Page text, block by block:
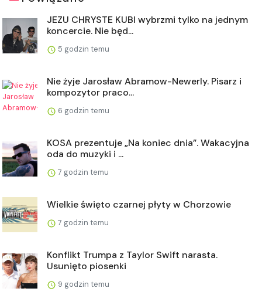
JEZU CHRYSTE KUBI wybrzmi tylko na jednym
koncercie. Nie będ...
5 godzin temu
Nie żyje Jarosław Abramow-Newerly. Pisarz i
kompozytor praco...
6 godzin temu
KOSA prezentuje „Na koniec dnia”. Wakacyjna
oda do muzyki i ...
7 godzin temu
Wielkie święto czarnej płyty w Chorzowie
7 godzin temu
Konflikt Trumpa z Taylor Swift narasta.
Usunięto piosenki
9 godzin temu